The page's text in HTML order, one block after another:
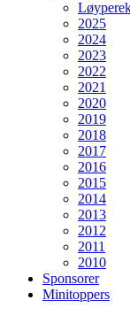
2025
2024
2023
2022
2021
2020
2019
2018
2017
2016
2015
2014
2013
2012
2011
2010
Sponsorer
Minitoppers